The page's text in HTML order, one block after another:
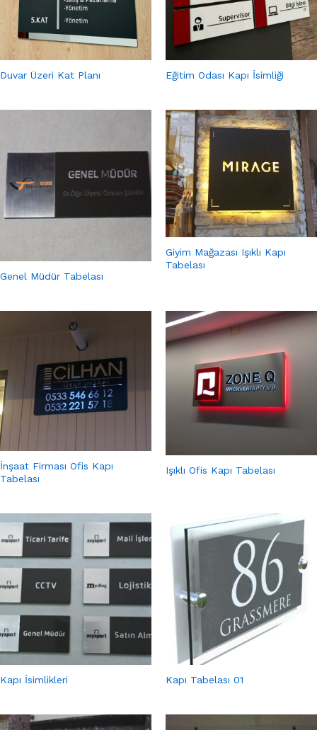
Duvar Üzeri Kat Planı Eğitim Odası Kapı İsimliği
Genel Müdür Tabelası
Giyim Mağazası Işıklı Kapı
Tabelası
İnşaat Firması Ofis Kapı
Tabelası
Işıklı Ofis Kapı Tabelası
Kapı İsimlikleri Kapı Tabelası 01